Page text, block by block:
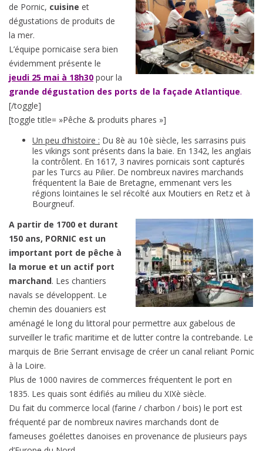
de Pornic, cuisine et
dégustations de produits de
la mer.
L’équipe pornicaise sera bien
évidemment présente le
jeudi 25 mai à 18h30 pour la
grande dégustation des ports de la façade Atlantique.
[/toggle]
[toggle title= »Pêche & produits phares »]
Un peu d’histoire : Du 8è au 10è siècle, les sarrasins puis
les vikings sont présents dans la baie. En 1342, les anglais
la contrôlent. En 1617, 3 navires pornicais sont capturés
par les Turcs au Pilier. De nombreux navires marchands
fréquentent la Baie de Bretagne, emmenant vers les
régions lointaines le sel récolté aux Moutiers en Retz et à
Bourgneuf.
A partir de 1700 et durant
150 ans, PORNIC est un
important port de pêche à
la morue et un actif port
marchand. Les chantiers
navals se développent. Le
chemin des douaniers est
aménagé le long du littoral pour permettre aux gabelous de
surveiller le trafic maritime et de lutter contre la contrebande. Le
marquis de Brie Serrant envisage de créer un canal reliant Pornic
à la Loire.
Plus de 1000 navires de commerces fréquentent le port en
1835. Les quais sont édifiés au milieu du XIXè siècle.
Du fait du commerce local (farine / charbon / bois) le port est
fréquenté par de nombreux navires marchands dont de
fameuses goélettes danoises en provenance de plusieurs pays